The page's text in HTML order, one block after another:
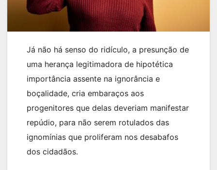
Já não há senso do ridículo, a presunção de
uma herança legitimadora de hipotética
importância assente na ignorância e
boçalidade, cria embaraços aos
progenitores que delas deveriam manifestar
repúdio, para não serem rotulados das
ignomínias que proliferam nos desabafos
dos cidadãos.